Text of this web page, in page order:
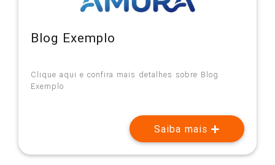
Blog Exemplo
Clique aqui e confira mais detalhes sobre Blog
Exemplo
Saiba mais